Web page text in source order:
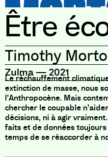
Être
Timothy
Zulma—2021
Le réchauffement
extinction de masse, nous
l’Anthropocène. Mais
chercher le coupable
décisions, ni à agir
faits et de données
temps de se réaccorder à